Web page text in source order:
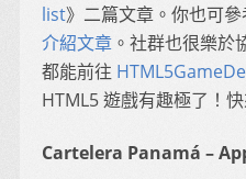
list》二篇文章。你也可參
介紹文章 。社群也很樂於
都能前往
HTML5 遊戲有趣極了！
Cartelera Panamá –